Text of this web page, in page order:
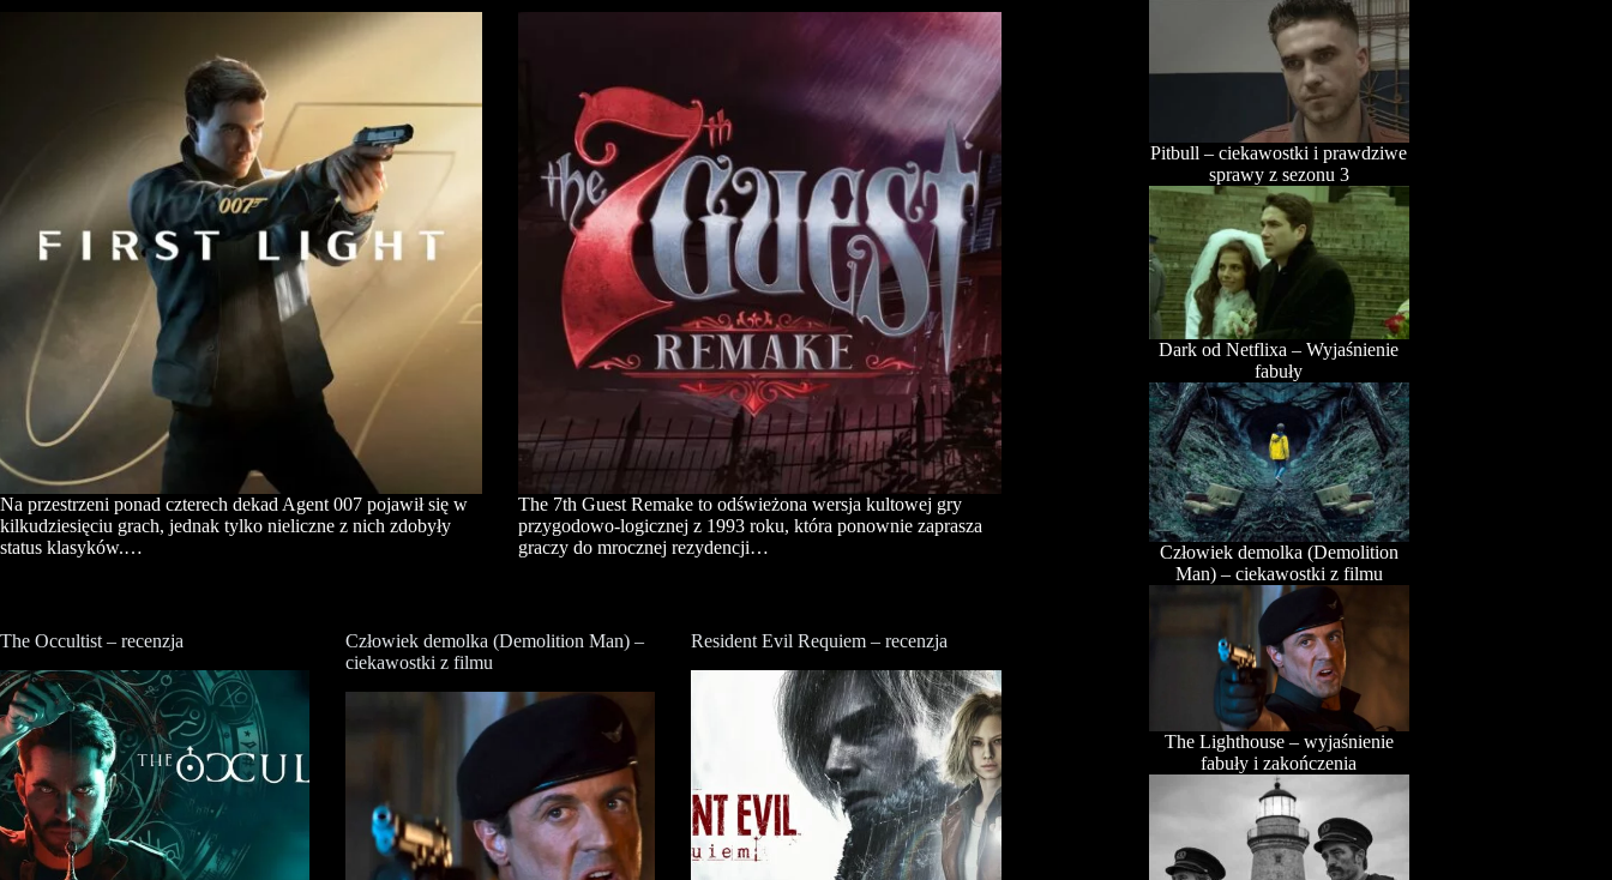
Na przestrzeni ponad czterech dekad Agent 007 pojawił się w
kilkudziesięciu grach, jednak tylko nieliczne z nich zdobyły
status klasyków.…
The 7th Guest Remake to odświeżona wersja kultowej gry
przygodowo-logicznej z 1993 roku, która ponownie zaprasza
graczy do mrocznej rezydencji…
The Occultist – recenzja
Człowiek demolka (Demolition Man) –
ciekawostki z filmu
Resident Evil Requiem – recenzja
Pitbull – ciekawostki i prawdziwe
sprawy z sezonu 3
Dark od Netflixa – Wyjaśnienie
fabuły
Człowiek demolka (Demolition
Man) – ciekawostki z filmu
The Lighthouse – wyjaśnienie
fabuły i zakończenia